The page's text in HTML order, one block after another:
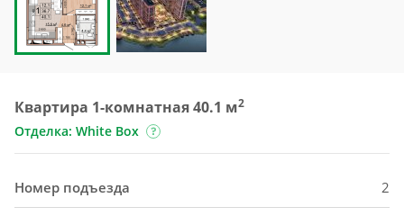
Квартира 1-комнатная 40.1 м2
Отделка: White Box
Номер подъезда 2